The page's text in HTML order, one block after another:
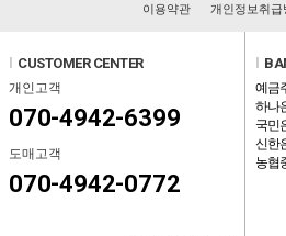
이용약관 개인정보취급
CUSTOMER CENTER
개인고객
070-4942-6399
도매고객
070-4942-0772
예금
하나
국민
신한
농협